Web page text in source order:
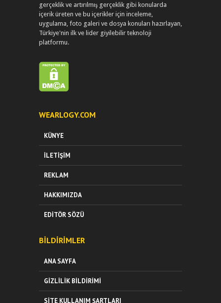
gerçeklik ve artırılmış gerçeklik gibi konularda
içerik üreten ve bu içerikler için inceleme,
uygulama, foto galeri ve dosya konuları hazırlayan,
Türkiye'nin ilk ve lider giyilebilir teknoloji
platformu.
WEARLOGY.COM
KÜNYE
İLETIŞIM
REKLAM
HAKKIMIZDA
EDITÖR SÖZÜ
BILDIRIMLER
ANA SAYFA
GIZLILIK BILDIRIMI
SITE KULLANIM ŞARTLARI